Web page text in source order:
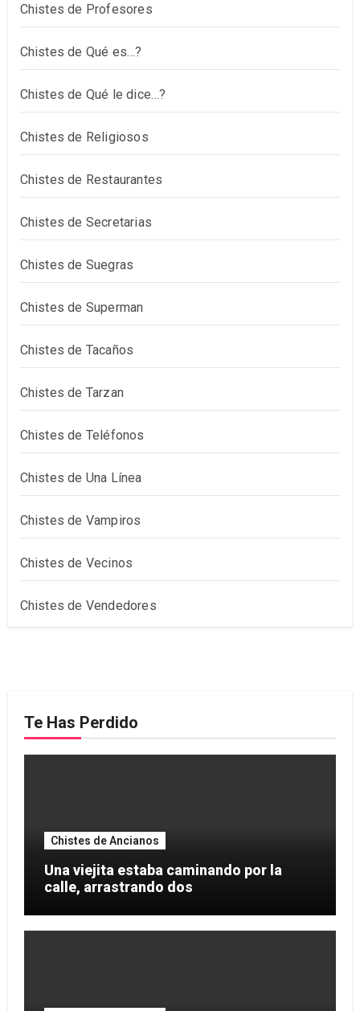
Chistes de Profesores
Chistes de Qué es…?
Chistes de Qué le dice…?
Chistes de Religiosos
Chistes de Restaurantes
Chistes de Secretarias
Chistes de Suegras
Chistes de Superman
Chistes de Tacaños
Chistes de Tarzan
Chistes de Teléfonos
Chistes de Una Línea
Chistes de Vampiros
Chistes de Vecinos
Chistes de Vendedores
Te Has Perdido
Chistes de Ancianos
Una viejita estaba caminando por la
calle, arrastrando dos